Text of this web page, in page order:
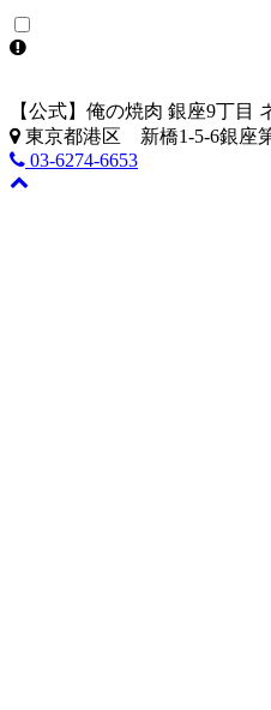
【公式】俺の焼肉 銀座9丁目
東京都港区 新橋1-5-6銀座
03-6274-6653